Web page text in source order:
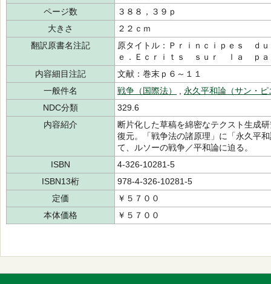
ページ数
３８８，３９ｐ
大きさ
２２ｃｍ
翻訳原書名注記
原タイトル：Ｐｒｉｎｃｉｐｅｓ
ｅ．Ｅｃｒｉｔｓ ｓｕｒ ｌａ ｐａ
内容細目注記
文献：巻末ｐ６～１１
一般件名
戦争（国際法）
永久平和論（サン・ピ
NDC分類
329.6
内容紹介
断片化した草稿を綿密なテクスト生成
復元。「戦争法の諸原理」に「永久平
て、ルソーの戦争／平和論に迫る。
ISBN
4-326-10281-5
ISBN13桁
978-4-326-10281-5
定価
￥５７００
本体価格
￥５７００